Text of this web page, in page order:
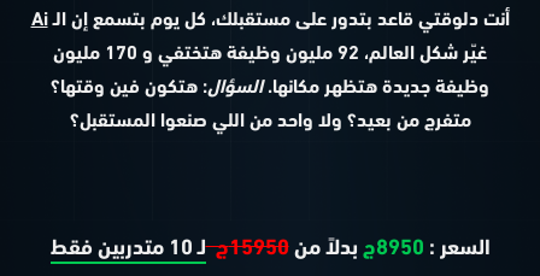
أنت دلوقتي قاعد بتدور على مستقبلك، كل يوم بتسمع إن الـAi
غيّر شكل العالم، 92 مليون وظيفة هتختفي و 170 مليون
وظيفة جديدة هتظهر مكانها.السؤال: هتكون فين وقتها؟
متفرج من بعيد؟ ولا واحد من اللي صنعوا المستقبل؟
السعر : 8950ج بدلاً من15950ج لـ 10 متدربين فقط